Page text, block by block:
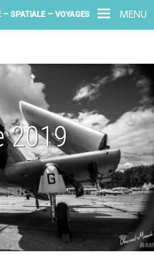
MENU
SPATIALE – VOYAGES
2019